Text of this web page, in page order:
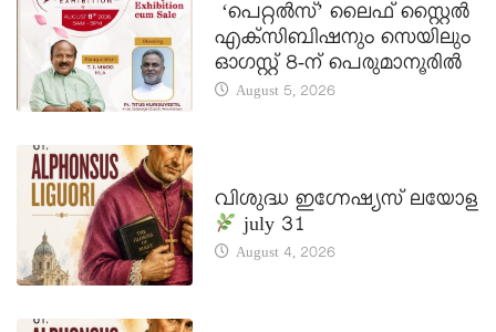
‘പെറ്റൽസ്’ ലൈഫ് സ്റ്റൈൽ
എക്സിബിഷനും സെയിലും
ഓഗസ്റ്റ് 8-ന് പെരുമാനൂരിൽ
August 5, 2026
വിശുദ്ധ ഇഗ്നേഷ്യസ് ലയോള
july 31
August 4, 2026